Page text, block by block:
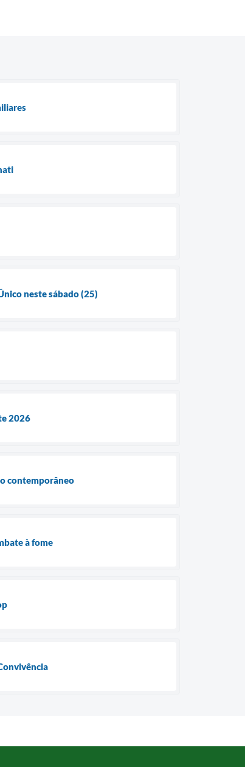
neste sábado (25)
2026
contemporâneo
à fome